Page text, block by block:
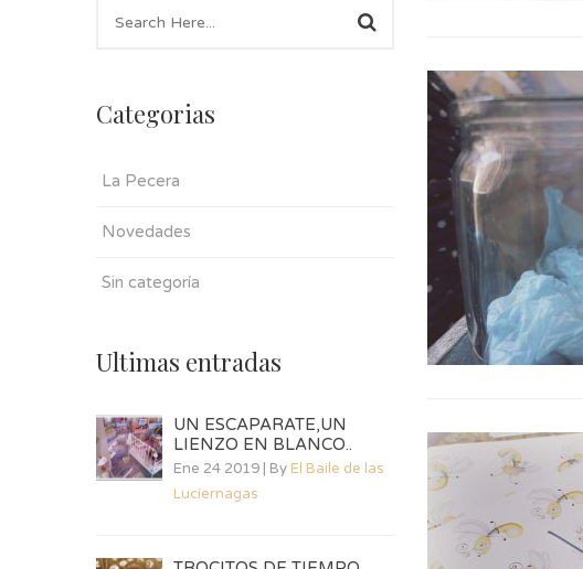
Categorias
La Pecera
Novedades
Sin categoría
Ultimas entradas
UN ESCAPARATE,UN
LIENZO EN BLANCO..
Ene 24 2019 | By El Baile de las
Luciernagas